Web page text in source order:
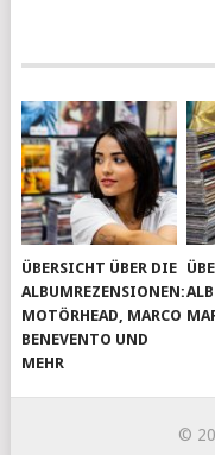
ÜBERSICHT ÜBER DIE
ALBUMREZENSIONEN:
MOTÖRHEAD, MARCO
BENEVENTO UND
MEHR
©